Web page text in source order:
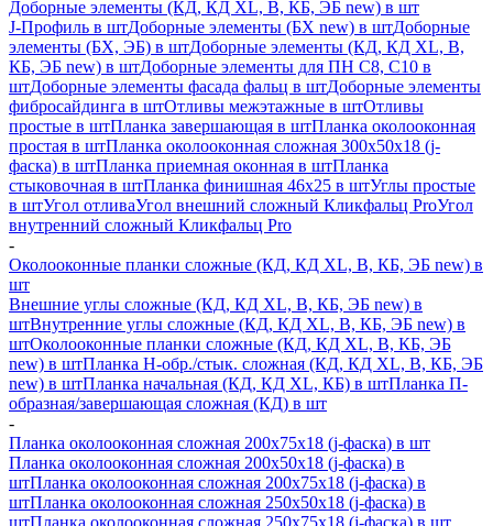
Доборные элементы (КД, КД XL, В, КБ, ЭБ new) в шт
J-Профиль в штДоборные элементы (БХ new) в штДоборные
элементы (БХ, ЭБ) в штДоборные элементы (КД, КД XL, В,
КБ, ЭБ new) в штДоборные элементы для ПН С8, С10 в
штДоборные элементы фасада фальц в штДоборные элементы
фибросайдинга в штОтливы межэтажные в штОтливы
простые в штПланка завершающая в штПланка околооконная
простая в штПланка околооконная сложная 300х50х18 (j-
фаска) в штПланка приемная оконная в штПланка
стыковочная в штПланка финишная 46х25 в штУглы простые
в штУгол отливаУгол внешний сложный Кликфальц ProУгол
внутренний сложный Кликфальц Pro
-
Околооконные планки сложные (КД, КД XL, В, КБ, ЭБ new) в
шт
Внешние углы сложные (КД, КД XL, В, КБ, ЭБ new) в
штВнутренние углы сложные (КД, КД XL, В, КБ, ЭБ new) в
штОколооконные планки сложные (КД, КД XL, В, КБ, ЭБ
new) в штПланка H-обр./стык. сложная (КД, КД XL, В, КБ, ЭБ
new) в штПланка начальная (КД, КД XL, КБ) в штПланка П-
образная/завершающая сложная (КД) в шт
-
Планка околооконная сложная 200х75х18 (j-фаска) в шт
Планка околооконная сложная 200х50х18 (j-фаска) в
штПланка околооконная сложная 200х75х18 (j-фаска) в
штПланка околооконная сложная 250х50х18 (j-фаска) в
штПланка околооконная сложная 250х75х18 (j-фаска) в шт